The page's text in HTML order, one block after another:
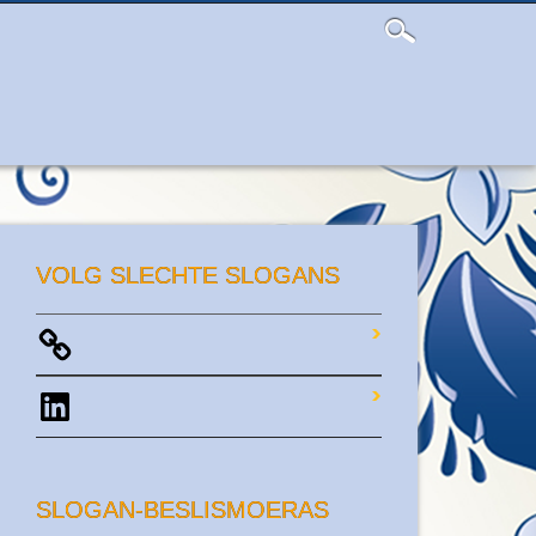
VOLG SLECHTE SLOGANS
LinkedIn
SLOGAN-BESLISMOERAS